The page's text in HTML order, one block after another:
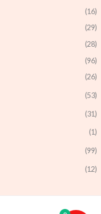
(16)
(29)
(28)
(96)
(26)
(53)
(31)
(1)
(99)
(12)